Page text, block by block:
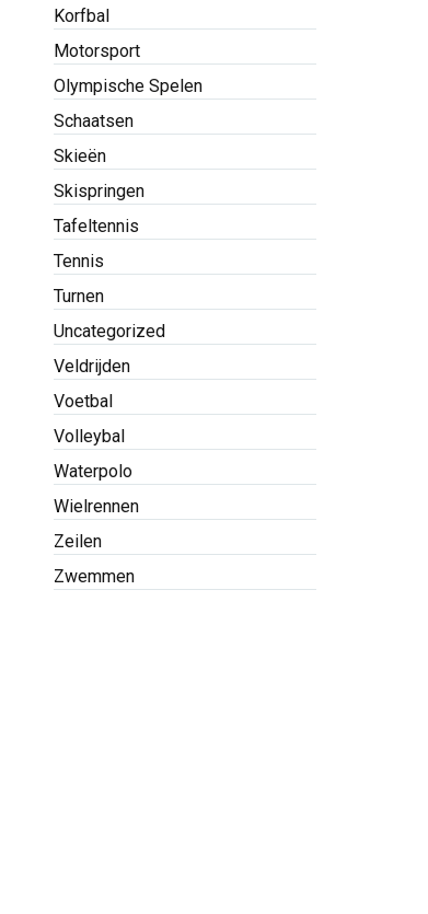
Korfbal
Motorsport
Olympische Spelen
Schaatsen
Skieën
Skispringen
Tafeltennis
Tennis
Turnen
Uncategorized
Veldrijden
Voetbal
Volleybal
Waterpolo
Wielrennen
Zeilen
Zwemmen